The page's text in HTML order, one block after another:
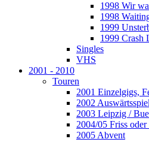
1998 Wir
1998
1999
1999 Crash
Singles
VHS
2001 - 2010
Touren
2001 Einzelgigs,
2002
2003 Leipzig /
2004/05 Friss
2005 Abvent